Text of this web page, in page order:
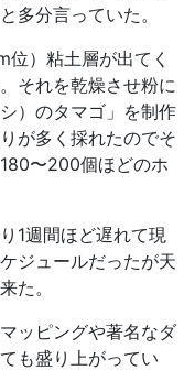
多分言っていた。
）粘土層が出てく
それを乾燥させ粉に
）のタマゴ」を制作
が多く採れたのでそ
〜200個ほどのホ
1週間ほど遅れて現
ジュールだったが天
た。
ッピングや著名なダ
も盛り上がってい